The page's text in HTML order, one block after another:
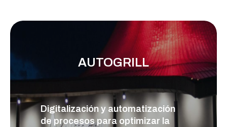
AUTOGRILL
Digitalización y automatización
de procesos para optimizar la